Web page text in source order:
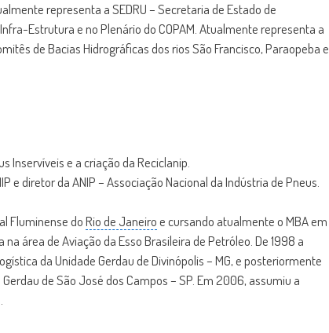
representa a SEDRU – Secretaria de Estado de
Estrutura e no Plenário do COPAM. Atualmente representa a
de Bacias Hidrográficas dos rios São Francisco, Paraopeba e
Inservíveis e a criação da Reciclanip.
e diretor da ANIP – Associação Nacional da Indústria de Pneus.
Fluminense doRio de Janeiroe cursando atualmente o MBA em
área de Aviação da Esso Brasileira de Petróleo. De 1998 a
da Unidade Gerdau de Divinópolis – MG, e posteriormente
de São José dos Campos – SP. Em 2006, assumiu a